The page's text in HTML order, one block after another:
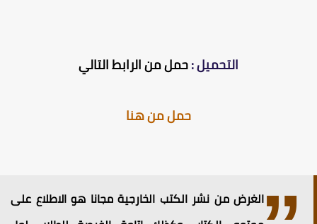
التحميل :حمل من الرابط التالي
حمل من هنا
الغرض من نشر الكتب الخارجية مجانا هو الاطلاع على